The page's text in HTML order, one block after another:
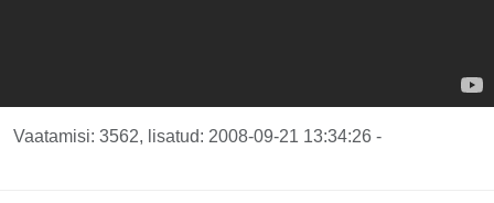
Vaatamisi: 3562, lisatud: 2008-09-21 13:34:26 -